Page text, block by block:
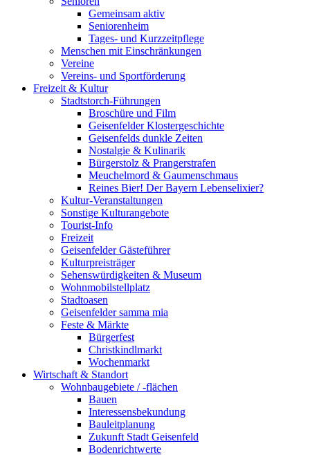
Gemeinsam aktiv
Seniorenheim
Tages- und Kurzzeitpflege
Menschen mit Einschränkungen
Vereine
Vereins- und Sportförderung
Freizeit & Kultur
Stadtstorch-Führungen
Broschüre und Film
Geisenfelder Klostergeschichte
Geisenfelds dunkle Zeiten
Nostalgie & Kulinarik
Bürgerstolz & Prangerstrafen
Meuchelmord & Gaumenschmaus
Reines Bier! Der Bayern Lebenselixier?
Kultur-Veranstaltungen
Sonstige Kulturangebote
Tourist-Info
Freizeit
Geisenfelder Gästeführer
Kulturpreisträger
Sehenswürdigkeiten & Museum
Wohnmobilstellplatz
Stadtoasen
Geisenfelder samma mia
Feste & Märkte
Bürgerfest
Christkindlmarkt
Wochenmarkt
Wirtschaft & Standort
Wohnbaugebiete / -flächen
Bauen
Interessensbekundung
Bauleitplanung
Zukunft Stadt Geisenfeld
Bodenrichtwerte